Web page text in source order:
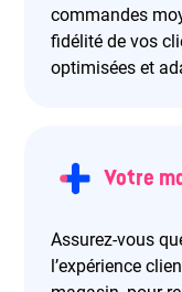
commandes
fidélité de vos
optimisées et
Votre
Assurez-vous
l’expérience